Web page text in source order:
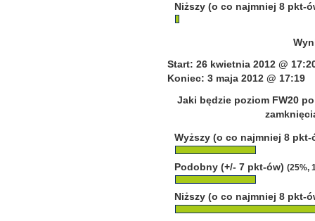
Niższy (o co najmniej 8 pkt-
Start: 26 kwietnia 2012 @
Koniec: 3 maja 2012 @ 17:19
Jaki będzie poziom FW20
Wyższy (o co najmniej 8
Podobny (+/- 7 pkt-ów) (25%,
Niższy (o co najmniej 8 pkt-